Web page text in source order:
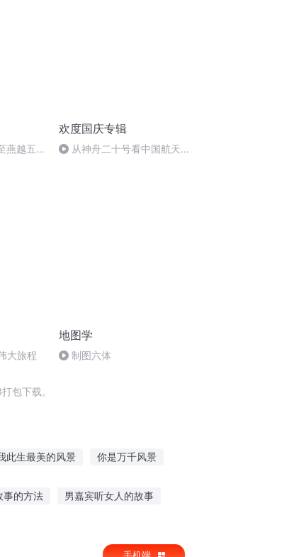
燕越五
欢度国庆专辑
从神舟二十号看中国航天
大旅程
地图学
制图六体
包下载。
此生最美的风景 你是万千风景
事的方法 男嘉宾听女人的故事